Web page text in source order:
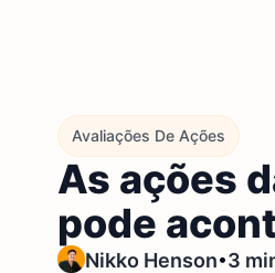
Avaliações De Ações
As ações
pode
Nikko Henson•3